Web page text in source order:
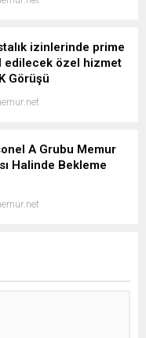
izinlerinde prime
edilecek özel hizmet
Görüşü
A Grubu Memur
Halinde Bekleme